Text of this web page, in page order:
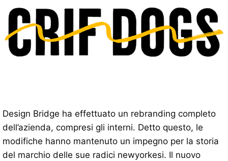
Design Bridge ha effettuato un rebranding completo
dell’azienda, compresi gli interni. Detto questo, le
modifiche hanno mantenuto un impegno per la storia
del marchio delle sue radici newyorkesi. Il nuovo